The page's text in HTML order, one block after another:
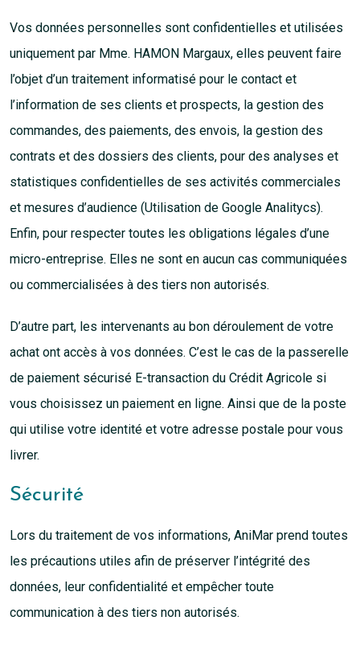
Vos données personnelles sont confidentielles et utilisées
uniquement par Mme. HAMON Margaux, elles peuvent faire
l’objet d’un traitement informatisé pour le contact et
l’information de ses clients et prospects, la gestion des
commandes, des paiements, des envois, la gestion des
contrats et des dossiers des clients, pour des analyses et
statistiques confidentielles de ses activités commerciales
et mesures d’audience (Utilisation de Google Analitycs).
Enfin, pour respecter toutes les obligations légales d’une
micro-entreprise. Elles ne sont en aucun cas communiquées
ou commercialisées à des tiers non autorisés.
D’autre part, les intervenants au bon déroulement de votre
achat ont accès à vos données. C’est le cas de la passerelle
de paiement sécurisé E-transaction du Crédit Agricole si
vous choisissez un paiement en ligne. Ainsi que de la poste
qui utilise votre identité et votre adresse postale pour vous
livrer.
Sécurité
Lors du traitement de vos informations, AniMar prend toutes
les précautions utiles afin de préserver l’intégrité des
données, leur confidentialité et empêcher toute
communication à des tiers non autorisés.